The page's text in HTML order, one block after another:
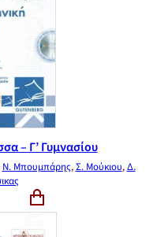
– Γ’ Γυμνασίου
Ν. Μπουμπάρης,Σ. Μούκιου,Δ.